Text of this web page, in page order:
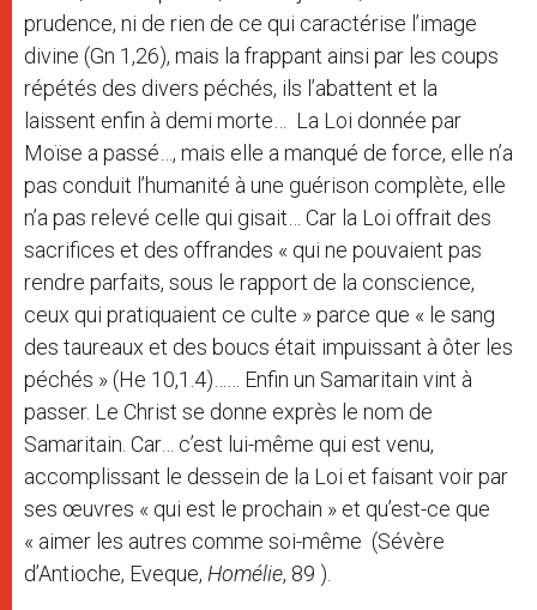
prudence, ni de rien de ce qui caractérise l’image
divine (Gn 1,26), mais la frappant ainsi par les coups
répétés des divers péchés, ils l’abattent et la
laissent enfin à demi morte… La Loi donnée par
Moïse a passé…, mais elle a manqué de force, elle n’a
pas conduit l’humanité à une guérison complète, elle
n’a pas relevé celle qui gisait… Car la Loi offrait des
sacrifices et des offrandes « qui ne pouvaient pas
rendre parfaits, sous le rapport de la conscience,
ceux qui pratiquaient ce culte » parce que « le sang
des taureaux et des boucs était impuissant à ôter les
péchés » (He 10,1.4)…… Enfin un Samaritain vint à
passer. Le Christ se donne exprès le nom de
Samaritain. Car… c’est lui-même qui est venu,
accomplissant le dessein de la Loi et faisant voir par
ses œuvres « qui est le prochain » et qu’est-ce que
« aimer les autres comme soi-même (Sévère
d’Antioche, Eveque, Homélie, 89 ).